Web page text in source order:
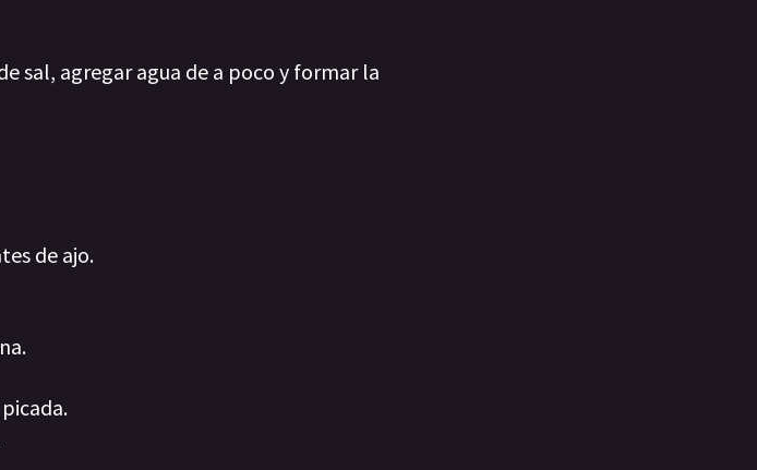
sal, agregar agua de a poco y formar la
de ajo.